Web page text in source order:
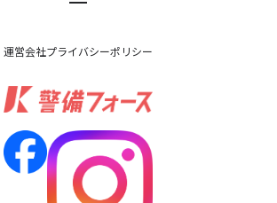
運営会社プライバシーポリシー